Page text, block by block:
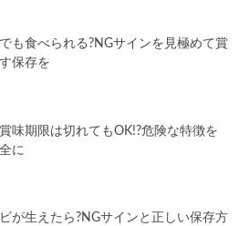
も食べられる?NGサインを見極めて賞
保存を
味期限は切れてもOK!?危険な特徴を
に
が生えたら?NGサインと正しい保存方